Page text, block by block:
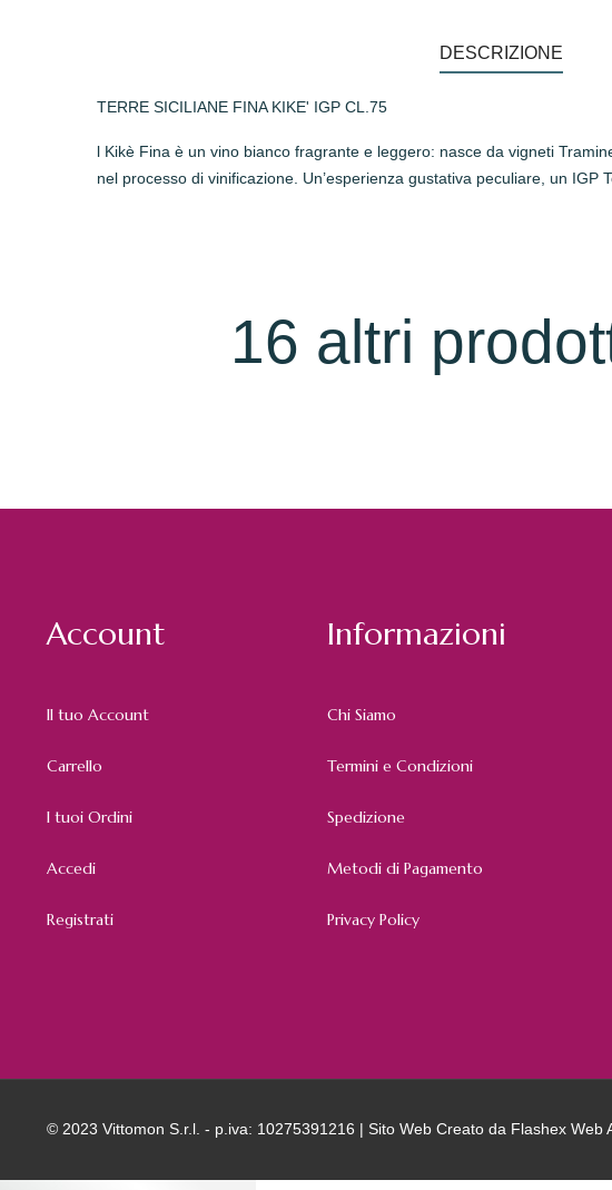
DESCRIZIONE
TERRE SICILIANE FINA KIKE' IGP CL.75
l Kikè Fina è un vino bianco fragrante e leggero: nasce da vigneti
nel processo di vinificazione. Un’esperienza gustativa peculiare, un
16 altri
Account
Il tuo Account
Carrello
I tuoi Ordini
Accedi
Registrati
Informazioni
Chi Siamo
Termini e Condizioni
Spedizione
Metodi di Pagamento
Privacy Policy
© 2023 Vittomon S.r.l. - p.iva: 10275391216 | Sito Web Creato da Flashex Web